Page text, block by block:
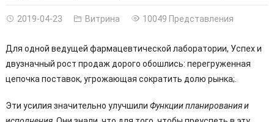
2019-04-23 Витрина 10049 Представления
Для одной ведущей фармацевтической лаборатории, Успех и
двузначный рост продаж дорого обошлись: перегруженная
цепочка поставок, угрожающая сократить долю рынка;.
Эти усилия значительно улучшили Функции планирования и